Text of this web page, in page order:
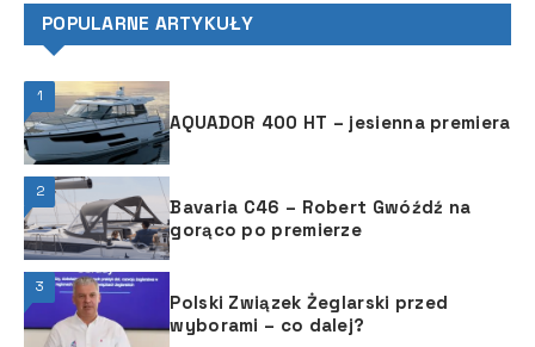
POPULARNE ARTYKUŁY
1
AQUADOR 400 HT – jesienna premiera
2
Bavaria C46 – Robert Gwóźdź na
gorąco po premierze
3
Polski Związek Żeglarski przed
wyborami – co dalej?